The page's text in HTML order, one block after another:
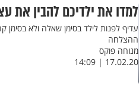
למדו את ילדיכם להבין את
עדיף לפנות לילד בסימן שאלה ולא
ההצלחה
מנוחה פוקס
17.02.20 | 14:09